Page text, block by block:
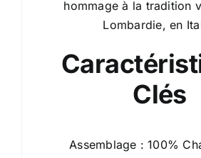
hommage à la tradition
Lombardie, en
Clés
Assemblage : 100%